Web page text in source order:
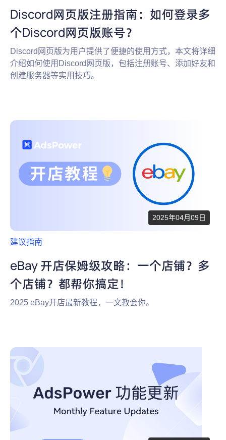
Discord网页版注册指南：如何登录多
个Discord网页版账号？
Discord网页版为用户提供了便捷的使用方式，本文将详细
介绍如何使用Discord网页版，包括注册账号、添加好友和
创建服务器等实用技巧。
2025年04月09日
建议指南
eBay 开店保姆级攻略：一个店铺？多
个店铺？都帮你搞定！
2025 eBay开店最新教程，一文教会你。